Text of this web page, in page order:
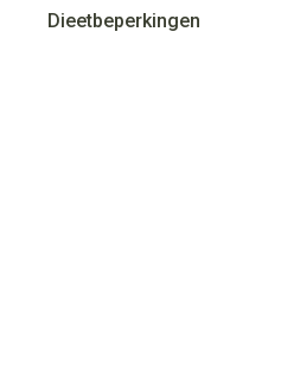
Dieetbeperkingen